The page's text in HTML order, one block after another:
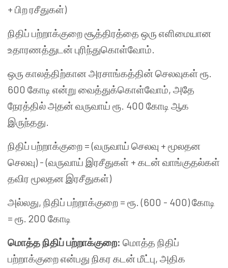
+ பிற ரசீதுகள்)
நிதிப் பற்றாக்குறை சூத்திரத்தை ஒரு எளிமையான
உதாரணத்துடன் புரிந்துகொள்வோம்.
ஒரு காலத்திற்கான அரசாங்கத்தின் செலவுகள் ரூ.
600 கோடி என்று வைத்துக்கொள்வோம், அதே
நேரத்தில் அதன் வருவாய் ரூ. 400 கோடி ஆக
இருந்தது.
நிதிப் பற்றாக்குறை = (வருவாய் செலவு + மூலதன
செலவு) - (வருவாய் இரசீதுகள் + கடன் வாங்குதல்கள்
தவிர மூலதன இரசீதுகள்)
அல்லது, நிதிப் பற்றாக்குறை = ரூ. (600 - 400) கோடி
= ரூ. 200 கோடி
மொத்த நிதிப் பற்றாக்குறை: மொத்த நிதிப்
பற்றாக்குறை என்பது நிகர கடன் மீட்பு, அதிக